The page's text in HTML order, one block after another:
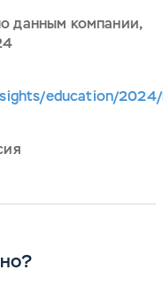
данным компании,
education/